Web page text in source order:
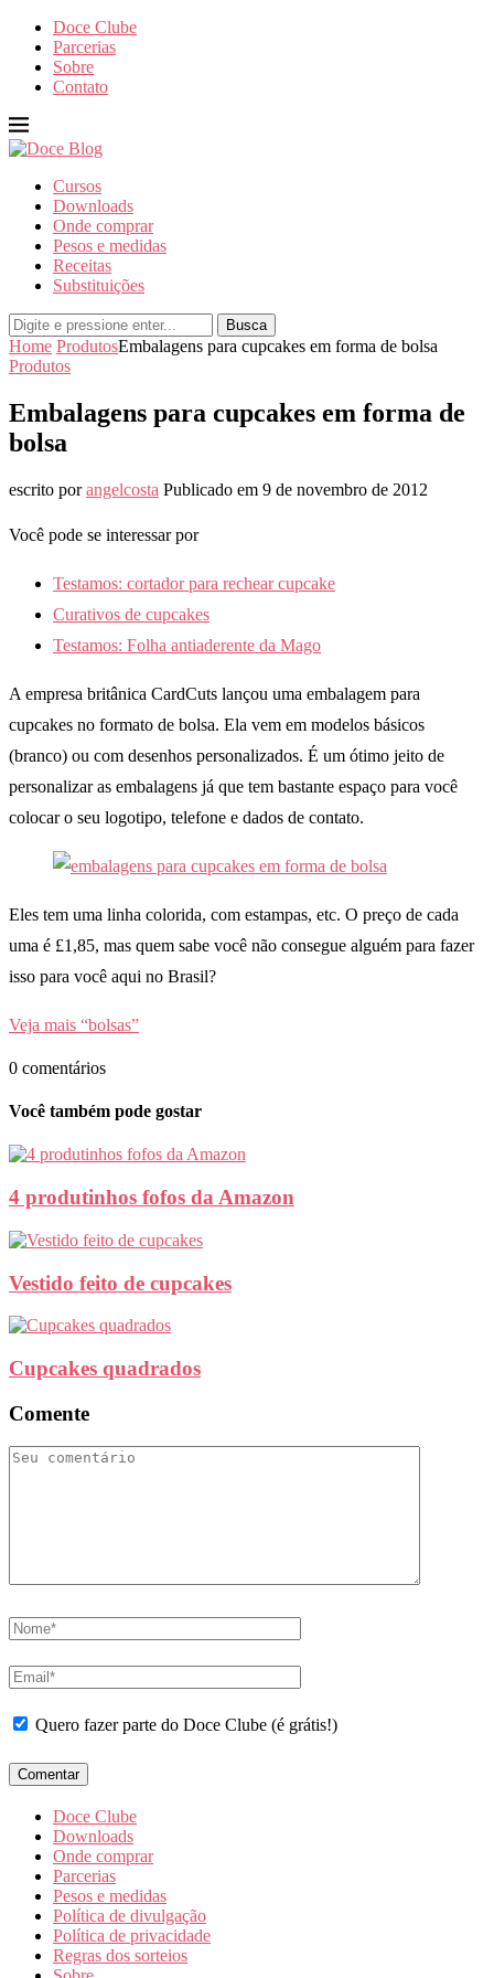
Doce Clube
Parcerias
Sobre
Contato
Cursos
Downloads
Onde comprar
Pesos e medidas
Receitas
Substituições
Busca
Home ProdutosEmbalagens para cupcakes em forma de bolsa
Produtos
Embalagens para cupcakes em forma de
bolsa
escrito porangelcosta Publicado em 9 de novembro de 2012
Você pode se interessar por
Testamos: cortador para rechear cupcake
Curativos de cupcakes
Testamos: Folha antiaderente da Mago
A empresa britânica CardCuts lançou uma embalagem para
cupcakes no formato de bolsa. Ela vem em modelos básicos
(branco) ou com desenhos personalizados. É um ótimo jeito de
personalizar as embalagens já que tem bastante espaço para você
colocar o seu logotipo, telefone e dados de contato.
Eles tem uma linha colorida, com estampas, etc. O preço de cada
uma é £1,85, mas quem sabe você não consegue alguém para fazer
isso para você aqui no Brasil?
Veja mais “bolsas”
0 comentários
Você também pode gostar
4 produtinhos fofos da Amazon
Vestido feito de cupcakes
Cupcakes quadrados
Comente
Quero fazer parte do Doce Clube (é grátis!)
Doce Clube
Downloads
Onde comprar
Parcerias
Pesos e medidas
Política de divulgação
Política de privacidade
Regras dos sorteios